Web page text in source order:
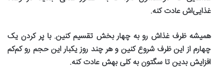
غذایی‌اش عادت کنه.
همیشه ظرف غذاش رو به چهار بخش تقسیم کنین. با پر کردن یک
چهارم از این ظرف شروع کنین و هر چند روز یکبار این حجم رو کم‌کم
افزایش بدین تا سگتون به کلی بهش عادت کنه.